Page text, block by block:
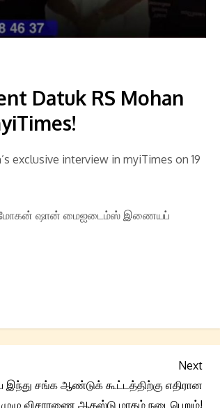
Datuk RS Mohan
exclusive interview in myiTimes on 19
மோகன் ஷான் மைஐடைம்ஸ் இணையப்
Next
Post
Next
இந்து சங்க ஆண்டுக் கூட்டத்திற்கு எதிரான
விசாரணை ஆகஸ்டு மாதம் நடைபெறும்!